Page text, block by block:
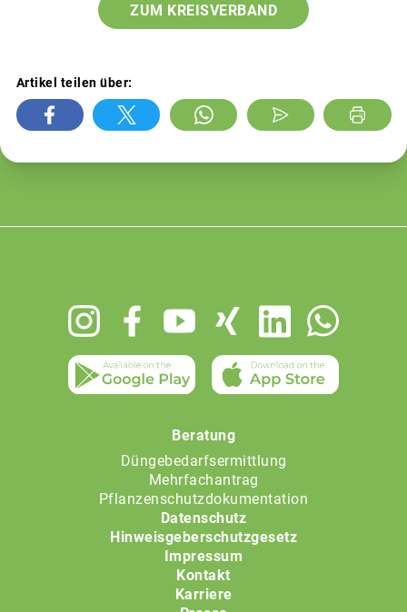
ZUM KREISVERBAND
Artikel teilen über:
Beratung
Düngebedarfsermittlung
Mehrfachantrag
Pflanzenschutzdokumentation
Datenschutz
Hinweisgeberschutzgesetz
Impressum
Kontakt
Karriere